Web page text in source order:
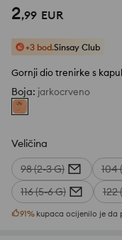
2,99 EUR
+3 bod.Sinsay Club
Gornji dio trenirke s
Boja: jarkocrveno
Veličina
98 (2-3 G) 104
116 (5-6 G)
122
91% kupaca ocijenilo je da